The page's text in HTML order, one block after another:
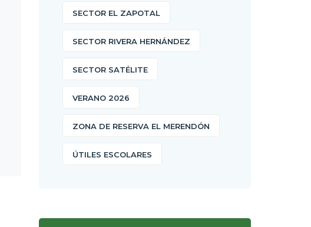
SECTOR EL ZAPOTAL
SECTOR RIVERA HERNÁNDEZ
SECTOR SATÉLITE
VERANO 2026
ZONA DE RESERVA EL MERENDÓN
ÚTILES ESCOLARES